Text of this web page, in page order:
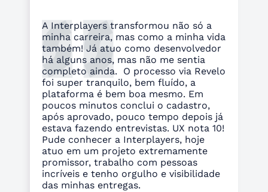
A Interplayers transformou não só a
minha carreira, mas como a minha vida
também! Já atuo como desenvolvedor
há alguns anos, mas não me sentia
completo ainda. O processo via Revelo
foi super tranquilo, bem fluído, a
plataforma é bem boa mesmo. Em
poucos minutos conclui o cadastro,
após aprovado, pouco tempo depois já
estava fazendo entrevistas. UX nota 10!
Pude conhecer a Interplayers, hoje
atuo em um projeto extremamente
promissor, trabalho com pessoas
incríveis e tenho orgulho e visibilidade
das minhas entregas.